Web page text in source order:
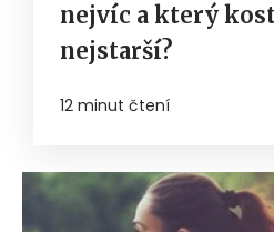
nejvíc a který
nejstarší?
12 minut čtení